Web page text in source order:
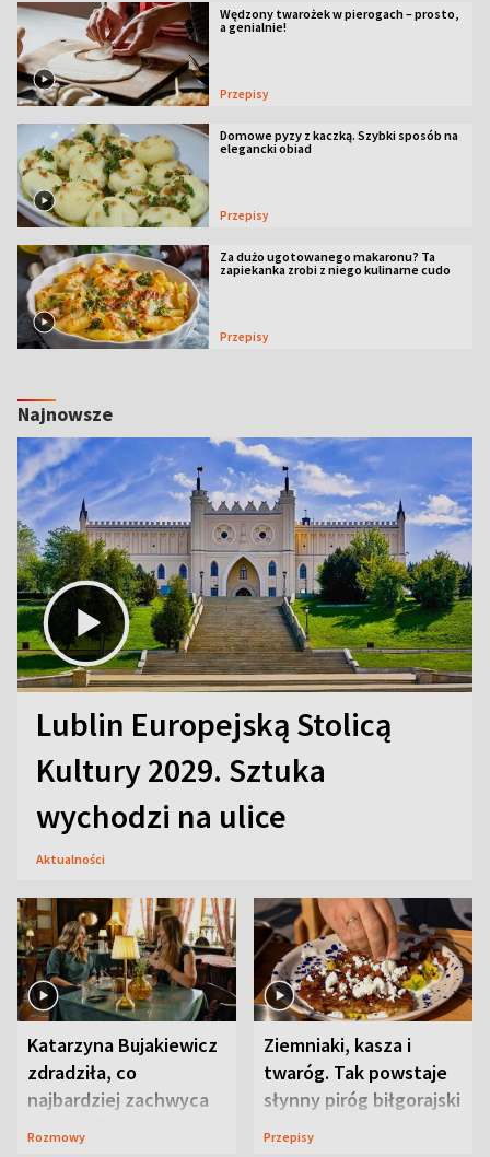
Wędzony twarożek w pierogach – prosto,
a genialnie!
Przepisy
Domowe pyzy z kaczką. Szybki sposób na
elegancki obiad
Przepisy
Za dużo ugotowanego makaronu? Ta
zapiekanka zrobi z niego kulinarne cudo
Przepisy
Najnowsze
Lublin Europejską Stolicą
Kultury 2029. Sztuka
wychodzi na ulice
Aktualności
Katarzyna Bujakiewicz
zdradziła, co
najbardziej zachwyca
ją w Lublinie
Rozmowy
Ziemniaki, kasza i
twaróg. Tak powstaje
słynny piróg biłgorajski
Przepisy